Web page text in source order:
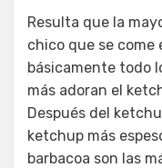
Resulta que la
chico que se come
básicamente todo
más adoran el
Después del
ketchup más
barbacoa son las